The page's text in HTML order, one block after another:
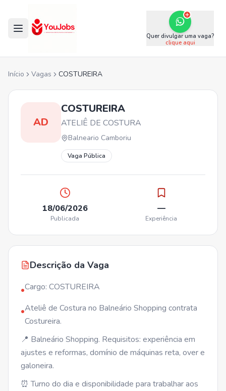
Quer divulgar uma vaga?
clique aqui
Início Vagas COSTUREIRA
AD
COSTUREIRA
ATELIÊ DE COSTURA
Balneario Camboriu
Vaga Pública
18/06/2026
Publicada
—
Experiência
Descrição da Vaga
•Cargo: COSTUREIRA
•Ateliê de Costura no Balneário Shopping contrata
Costureira.
📍 Balneário Shopping. Requisitos: experiência em
ajustes e reformas, domínio de máquinas reta, over e
galoneira.
⏰ Turno do dia e disponibilidade para trabalhar aos